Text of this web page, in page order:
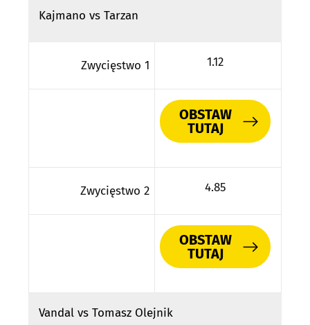
Kajmano vs Tarzan
Zwycięstwo 1 1.12
OBSTAW
TUTAJ
Zwycięstwo 2 4.85
OBSTAW
TUTAJ
Vandal vs Tomasz Olejnik